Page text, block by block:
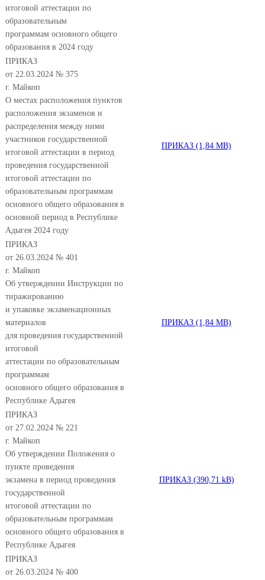
итоговой аттестации по
образовательным
программам основного общего
образования в 2024 году
ПРИКАЗ
от 22.03.2024 № 375
г. Майкоп
О местах расположения пунктов
расположения экзаменов и
распределения между ними
участников государственной
итоговой аттестации в период
проведения государственной
итоговой аттестации по
образовательным программам
основного общего образования в
основной период в Республике
Адыгея 2024 году
ПРИКАЗ
ПРИКАЗ
от 26.03.2024 № 401
г. Майкоп
Об утверждении Инструкции по
тиражированию
и упаковке экзаменационных
материалов
для проведения государственной
итоговой
аттестации по образовательным
программам
основного общего образования в
Республике Адыгея
ПРИКАЗ
ПРИКАЗ
от 27.02.2024 № 221
г. Майкоп
Об утверждении Положения о
пункте проведения
экзамена в период проведения
государственной
итоговой аттестации по
образовательным программам
основного общего образования в
Республике Адыгея
ПРИКАЗ
ПРИКАЗ
от 26.03.2024 № 400